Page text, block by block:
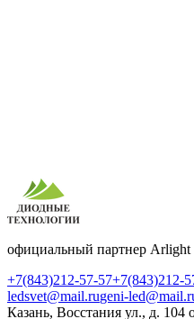
официальный партнер Arlight
+7(843)212-57-57+7(843)212-
ledsvet@mail.rugeni-
Казань, Восстания ул., д. 104